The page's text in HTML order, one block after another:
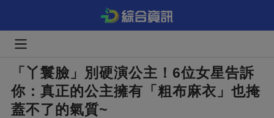
「丫鬟臉」別硬演公主！6位女星告訴
你：真正的公主擁有「粗布麻衣」也掩
蓋不了的氣質~